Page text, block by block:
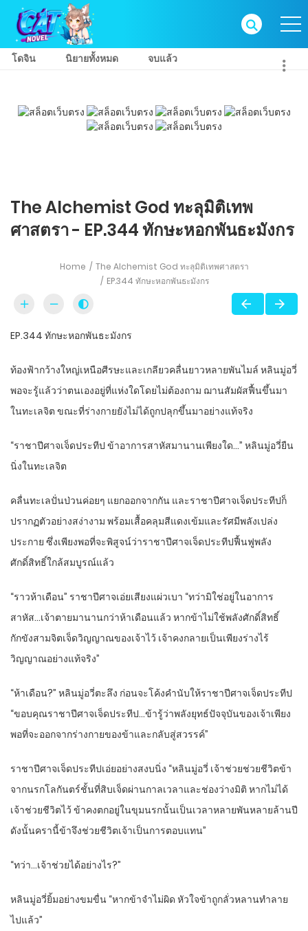
โดจิน นิยายทั้งหมด จบแล้ว
The Alchemist God ทะลุมิติเทพ
ศาสตรา - EP.344 ทักษะหอกพันธะมังกร
Home
The Alchemist God ทะลุมิติเทพศาสตรา
EP.344 ทักษะหอกพันธะมังกร
EP.344 ทักษะหอกพันธะมังกร
ท้องฟ้ากว้างใหญ่เหนือศีรษะและเกลียวคลื่นยาวหลายพันไมล์ หลินมู่อวี่
พอจะรู้แล้วว่าตนเองอยู่ที่แห่งใดโดยไม่ต้องถาม ฌานสัมผัสฟื้นขึ้นมา
ในทะเลจิต ขณะที่ร่างกายยังไม่ได้ถูกปลุกขึ้นมาอย่างแท้จริง
“ราชาปีศาจเจ็ดประทีป ข้าอาการสาหัสมานานเพียงใด…” หลินมู่อวี่ยืน
นิ่งในทะเลจิต
คลื่นทะเลปั่นป่วนค่อยๆ แยกออกจากกัน และราชาปีศาจเจ็ดประทีปก็
ปรากฏตัวอย่างสง่างาม พร้อมเสื้อคลุมสีแดงเข้มและรัศมีพลังเปล่ง
ประกาย ซึ่งเพียงพอที่จะพิสูจน์ว่าราชาปีศาจเจ็ดประทีปฟื้นฟูพลัง
ศักดิ์สิทธิ์ใกล้สมบูรณ์แล้ว
“ราวห้าเดือน” ราชาปีศาจเอ่ยเสียงแผ่วเบา “ทว่ามิใช่อยู่ในอาการ
สาหัส…เจ้าตายมานานกว่าห้าเดือนแล้ว หากข้าไม่ใช้พลังศักดิ์สิทธิ์
กักขังสามจิตเจ็ดวิญญาณของเจ้าไว้ เจ้าคงกลายเป็นเพียงร่างไร้
วิญญาณอย่างแท้จริง”
“ห้าเดือน?” หลินมู่อวี่ตะลึง ก่อนจะโค้งคำนับให้ราชาปีศาจเจ็ดประทีป
“ขอบคุณราชาปีศาจเจ็ดประทีป…ข้ารู้ว่าพลังยุทธ์ปัจจุบันของเจ้าเพียง
พอที่จะออกจากร่างกายของข้าและกลับสู่สวรรค์”
ราชาปีศาจเจ็ดประทีปเอ่ยอย่างสงบนิ่ง “หลินมู่อวี่ เจ้าช่วยช่วยชีวิตข้า
จากนรกโลกันตร์ชั้นที่สิบเจ็ดผ่านกาลเวลาและช่องว่างมิติ หากไม่ได้
เจ้าช่วยชีวิตไว้ ข้าคงตกอยู่ในขุมนรกนั้นเป็นเวลาหลายพันหลายล้านปี
ดังนั้นครานี้ข้าจึงช่วยชีวิตเจ้าเป็นการตอบแทน”
“ทว่า…เจ้าช่วยได้อย่างไร?”
หลินมู่อวี่ยิ้มอย่างขมขื่น “หากข้าจำไม่ผิด หัวใจข้าถูกลั่วหลานทำลาย
ไปแล้ว”